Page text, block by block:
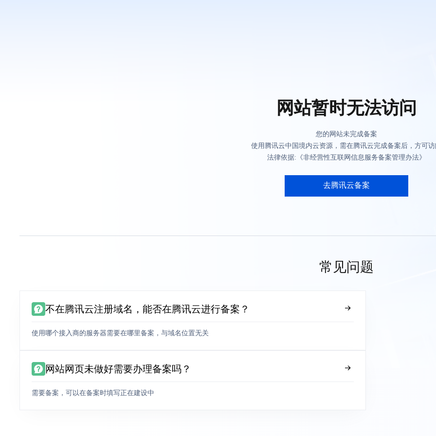
网站暂时无法访问
您的网站未完成备案
使用腾讯云中国境内云资源，需在腾讯云完成备案后，方可
法律依据:《非经营性互联网信息服务备案管理办法》
去腾讯云备案
常见问题
不在腾讯云注册域名，能否在腾讯云进行备案？
使用哪个接入商的服务器需要在哪里备案，与域名位置无关
网站网页未做好需要办理备案吗？
需要备案，可以在备案时填写正在建设中